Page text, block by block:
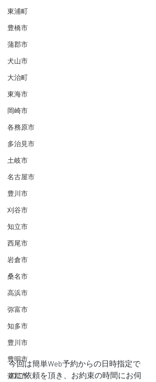
東浦町
豊橋市
蒲郡市
犬山市
大治町
東海市
岡崎市
各務原市
多治見市
土岐市
名古屋市
豊川市
刈谷市
知立市
西尾市
岩倉市
桑名市
高浜市
弥富市
知多市
豊川市
豊明市
蒲郡市
今回は簡単Web予約からの日時指定で
のご依頼を頂き、お約束の時間にお伺